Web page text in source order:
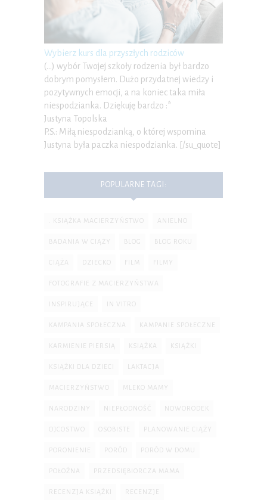
Wybierz kurs dla przyszłych rodziców
(…) wybór Twojej szkoły rodzenia był bardzo
dobrym pomysłem. Dużo przydatnej wiedzy i
pozytywnych emocji, a na koniec taka miła
niespodzianka. Dziękuję bardzo :*
Justyna Topolska
P.S.: Miłą niespodzianką, o której wspomina
Justyna była paczka niespodzianka. [/su_quote]
POPULARNE TAGI:
. KSIĄŻKA MACIERZYŃSTWO ANIELNO
BADANIA W CIĄŻY BLOG BLOG ROKU
CIĄŻA DZIECKO FILM FILMY
FOTOGRAFIE Z MACIERZYŃSTWA
INSPIRUJĄCE IN VITRO
KAMPANIA SPOŁECZNA KAMPANIE SPOŁECZNE
KARMIENIE PIERSIĄ KSIĄŻKA KSIĄŻKI
KSIĄŻKI DLA DZIECI LAKTACJA
MACIERZYŃSTWO MLEKO MAMY
NARODZINY NIEPŁODNOŚĆ NOWORODEK
OJCOSTWO OSOBISTE PLANOWANIE CIĄŻY
PORONIENIE PORÓD PORÓD W DOMU
POŁOŻNA PRZEDSIĘBIORCZA MAMA
RECENZJA KSIĄŻKI RECENZJE